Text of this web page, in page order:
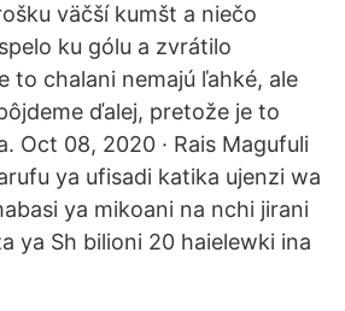
väčší kumšt a niečo
ku gólu a zvrátilo
to chalani nemajú ľahké, ale
ďalej, pretože je to
Oct 08, 2020 · Rais Magufuli
ya ufisadi katika ujenzi wa
ya mikoani na nchi jirani
ya Sh bilioni 20 haielewki ina